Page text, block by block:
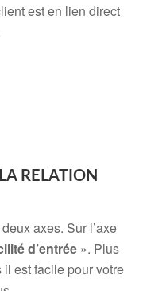
est en lien direct
RELATION
axes. Sur l’axe
d’entrée ». Plus
il est facile pour votre